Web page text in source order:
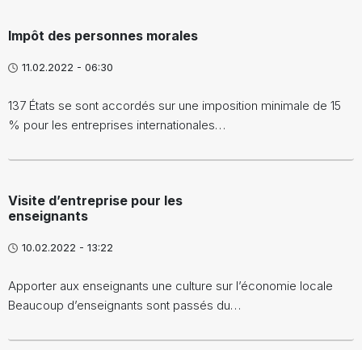
Impôt des personnes morales
11.02.2022 - 06:30
137 États se sont accordés sur une imposition minimale de 15
% pour les entreprises internationales…
Visite d’entreprise pour les
enseignants
10.02.2022 - 13:22
Apporter aux enseignants une culture sur l’économie locale
Beaucoup d’enseignants sont passés du…